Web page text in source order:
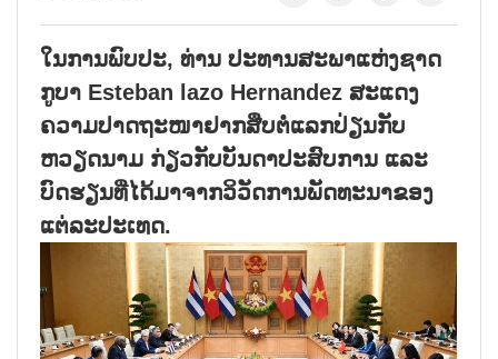
ໃນການພົບປະ, ທ່ານ ປະທານສະພາແຫ່ງຊາດ
ກູບາ Esteban lazo Hernandez ສະແດງ
ຄວາມປາດຖະໜາຢາກສືບຕໍ່ແລກປ່ຽນກັບ
ຫວຽດນາມ ກ່ຽວກັບບັນດາປະສົບການ ແລະ
ບົດຮຽນທີ່ໄດ້ມາຈາກວິວັດການພັດທະນາຂອງ
ແຕ່ລະປະເທດ.